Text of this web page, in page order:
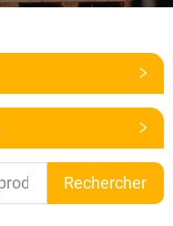
Rechercher